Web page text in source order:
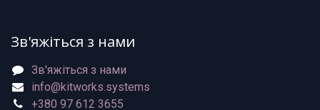
Зв'яжіться з нами
Зв'яжіться з нами
info@kitworks.systems
+380 97 612 3655